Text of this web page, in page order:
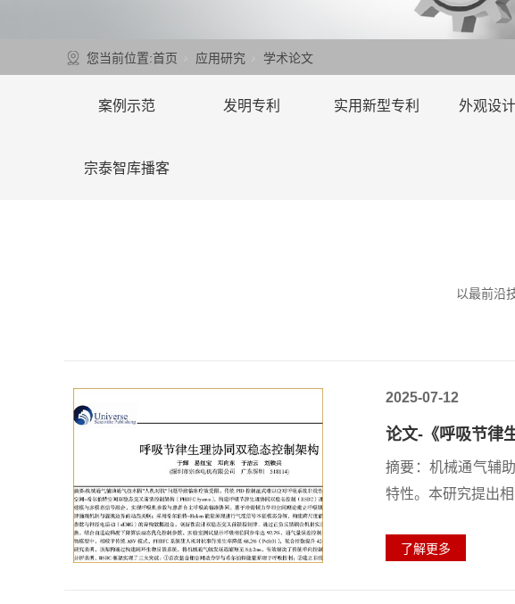
您当前位置:首页 应用研究 学术论文
案例示范 发明专利 实用新型专利 外观设
宗泰智库播客
以最前沿
2025-07-12
论文-《呼吸节律
摘要：机械通气辅
特性。本研究提出